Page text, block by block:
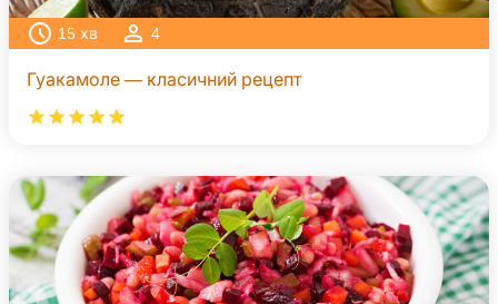
15 хв 4
Гуакамоле — класичний рецепт